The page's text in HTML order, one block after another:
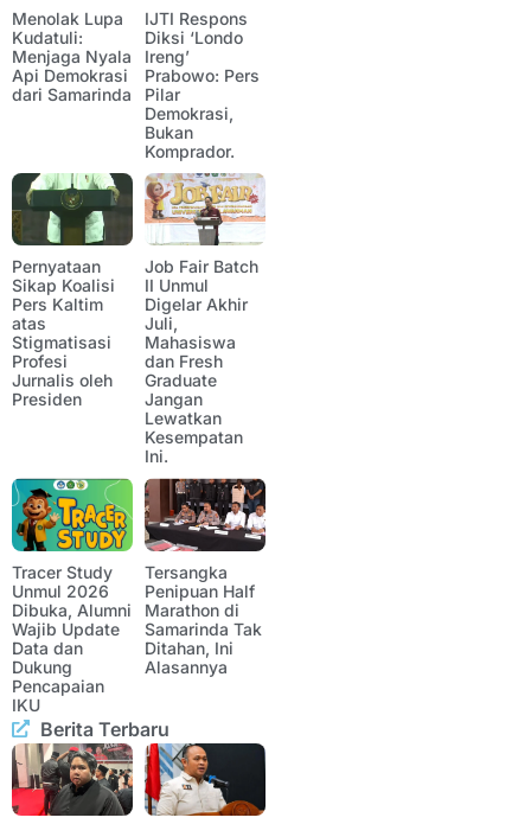
Menolak Lupa
Kudatuli:
Menjaga Nyala
Api Demokrasi
dari Samarinda
IJTI Respons
Diksi ‘Londo
Ireng’
Prabowo: Pers
Pilar
Demokrasi,
Bukan
Komprador.
Pernyataan
Sikap Koalisi
Pers Kaltim
atas
Stigmatisasi
Profesi
Jurnalis oleh
Presiden
Job Fair Batch
II Unmul
Digelar Akhir
Juli,
Mahasiswa
dan Fresh
Graduate
Jangan
Lewatkan
Kesempatan
Ini.
Tracer Study
Unmul 2026
Dibuka, Alumni
Wajib Update
Data dan
Dukung
Pencapaian
IKU
Tersangka
Penipuan Half
Marathon di
Samarinda Tak
Ditahan, Ini
Alasannya
Berita Terbaru